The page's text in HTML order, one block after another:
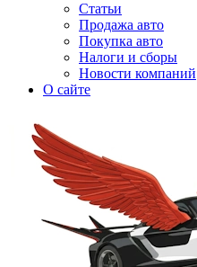
Статьи
Продажа авто
Покупка авто
Налоги и сборы
Новости компаний
О сайте